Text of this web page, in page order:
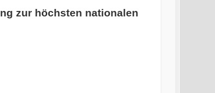
zur höchsten nationalen